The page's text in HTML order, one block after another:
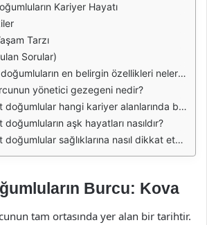
Kariyer Hayatı
Tarzı
Sorular)
en belirgin özellikleri nelerdir?
yönetici gezegeni nedir?
hangi kariyer alanlarında başarılı olabilir?
aşk hayatları nasıldır?
sağlıklarına nasıl dikkat etmelidir?
Burcu: Kova
tam ortasında yer alan bir tarihtir.